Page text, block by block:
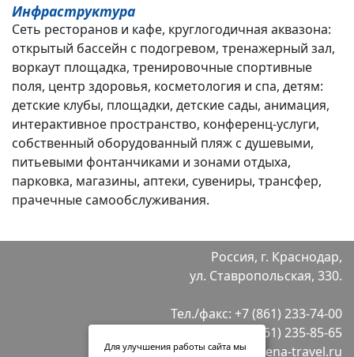
Инфраструктура
Сеть ресторанов и кафе, круглогодичная аквазона:
открытый бассейн с подогревом, тренажерный зал,
воркаут площадка, тренировочные спортивные
поля, центр здоровья, косметология и спа, детям:
детские клубы, площадки, детские сады, анимация,
интерактивное пространство, конференц-услуги,
собственный оборудованный пляж с душевыми,
питьевыми фонтанчиками и зонами отдыха,
парковка, магазины, аптеки, сувениры, трансфер,
прачечные самообслуживания.
Россия, г. Краснодар,
ул. Ставропольская, 330.
Тел./факс: +7 (861) 233-74-00
+7 (861) 235-85-65
E-mail:info@selena-travel.ru
Для улучшения работы сайта мы